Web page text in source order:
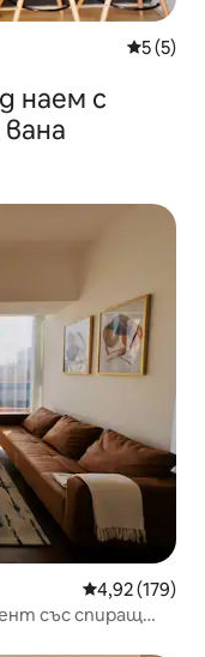
Средна
5 (5)
наем с
Средна
4,92 (179)
със спиращ